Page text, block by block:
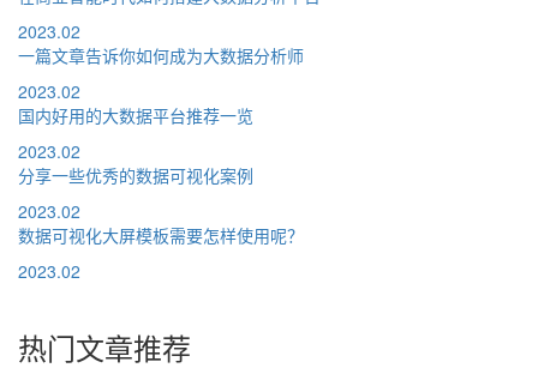
2023.02
一篇文章告诉你如何成为大数据分析师
2023.02
国内好用的大数据平台推荐一览
2023.02
分享一些优秀的数据可视化案例
2023.02
数据可视化大屏模板需要怎样使用呢？
2023.02
热门文章推荐